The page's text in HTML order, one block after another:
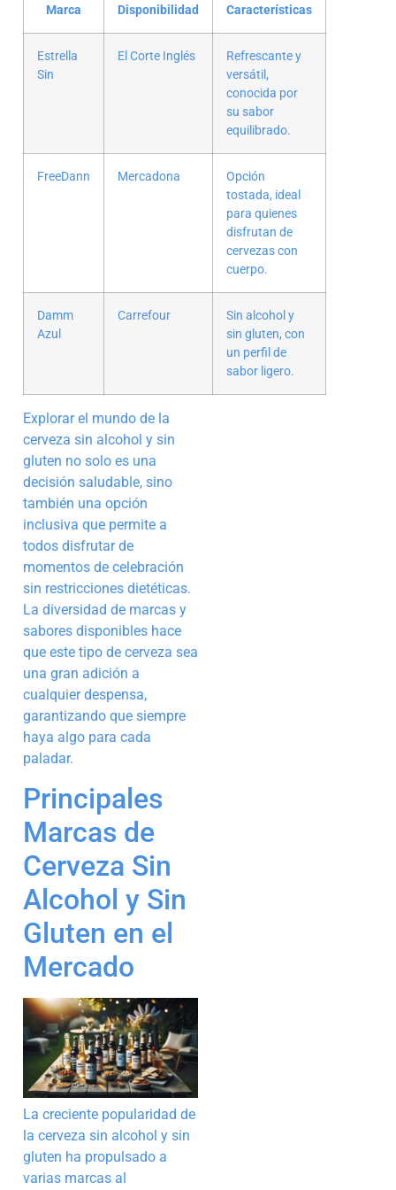
Marca Disponibilidad Características
Estrella
Sin
El Corte Inglés
Refrescante y
versátil,
conocida por
su sabor
equilibrado.
FreeDann Mercadona
Opción
tostada, ideal
para quienes
disfrutan de
cervezas con
cuerpo.
Damm
Azul
Carrefour
Sin alcohol y
sin gluten, con
un perfil de
sabor ligero.
Explorar el mundo de la
cerveza sin alcohol y sin
gluten no solo es una
decisión saludable, sino
también una opción
inclusiva que permite a
todos disfrutar de
momentos de celebración
sin restricciones dietéticas.
La diversidad de marcas y
sabores disponibles hace
que este tipo de cerveza sea
una gran adición a
cualquier despensa,
garantizando que siempre
haya algo para cada
paladar.
Principales
Marcas de
Cerveza Sin
Alcohol y Sin
Gluten en el
Mercado
La creciente popularidad de
la cerveza sin alcohol y sin
gluten ha propulsado a
varias marcas al